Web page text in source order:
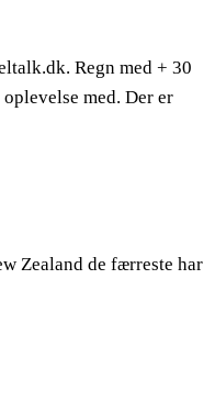
Regn med + 30
med. Der er
Zealand de færreste har